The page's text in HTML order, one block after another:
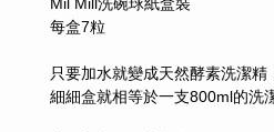
每盒7粒
只要加水就變成天然酵素洗潔精
細細盒就相等於一支800ml的洗